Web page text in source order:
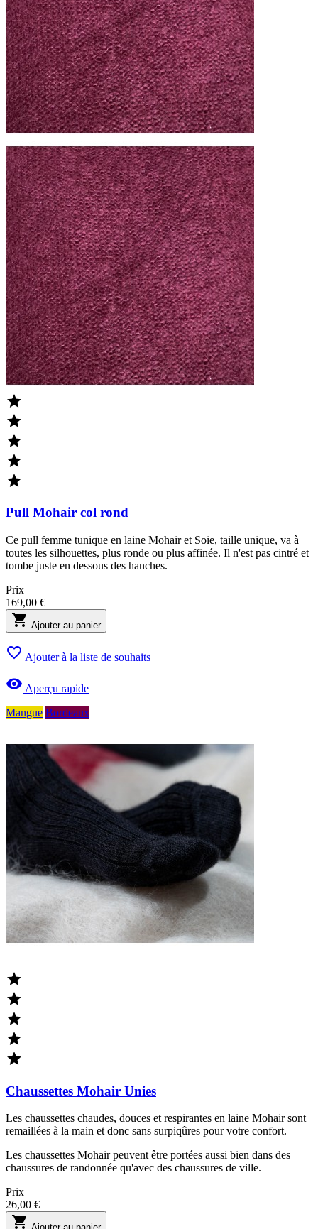





Pull Mohair col rond
Ce pull femme tunique en laine Mohair et Soie, taille unique, va à
toutes les silhouettes, plus ronde ou plus affinée. Il n'est pas cintré et
tombe juste en dessous des hanches.
Prix
169,00 €
 Ajouter au panier
 Ajouter à la liste de souhaits
 Aperçu rapide
Mangue Bordeaux





Chaussettes Mohair Unies
Les chaussettes chaudes, douces et respirantes en laine Mohair sont
remaillées à la main et donc sans surpiqûres pour votre confort.
Les chaussettes Mohair peuvent être portées aussi bien dans des
chaussures de randonnée qu'avec des chaussures de ville.
Prix
26,00 €
